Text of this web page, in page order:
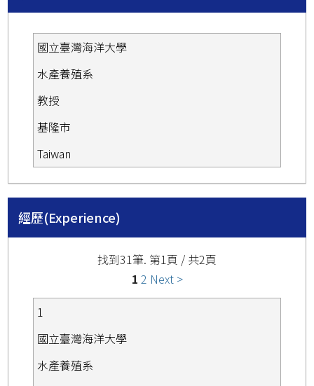
國立臺灣海洋大學
水產養殖系
教授
基隆市
Taiwan
經歷(Experience)
找到31筆. 第1頁 / 共2頁
1 2 Next >
1
國立臺灣海洋大學
水產養殖系